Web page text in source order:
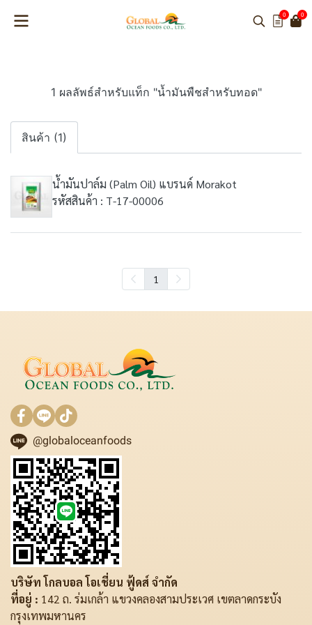
0 0
1 ผลลัพธ์สำหรับแท็ก "น้ำมันพืชสำหรับทอด"
สินค้า (1)
น้ำมันปาล์ม (Palm Oil) แบรนด์ Morakot
รหัสสินค้า : T-17-00006
1
@globaloceanfoods
บริษัท โกลบอล โอเชี่ยน ฟู้ดส์ จำกัด
ที่อยู่ : 142 ถ. ร่มเกล้า แขวงคลองสามประเวศ เขตลาดกระบัง
กรุงเทพมหานคร